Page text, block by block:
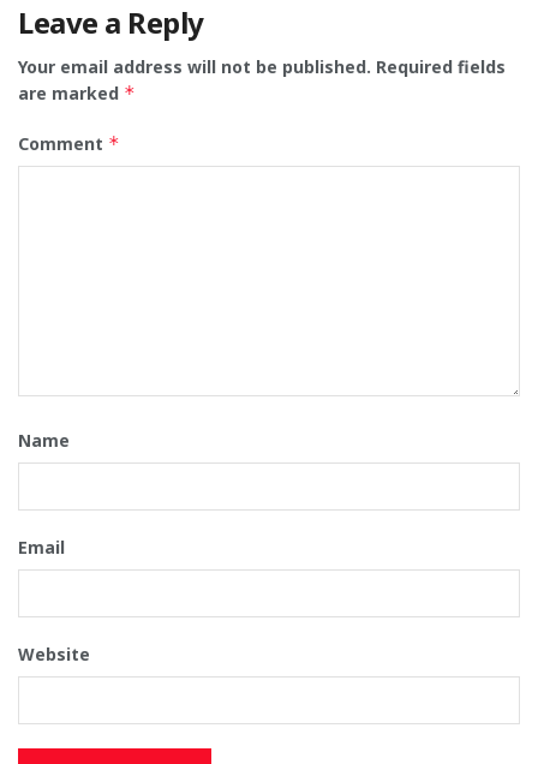
Leave a Reply
Your email address will not be published. Required fields
are marked *
Comment *
Name
Email
Website